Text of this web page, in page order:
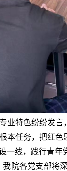
业特色纷纷发
本任务，把红
一线，践行青年
院各党支部将